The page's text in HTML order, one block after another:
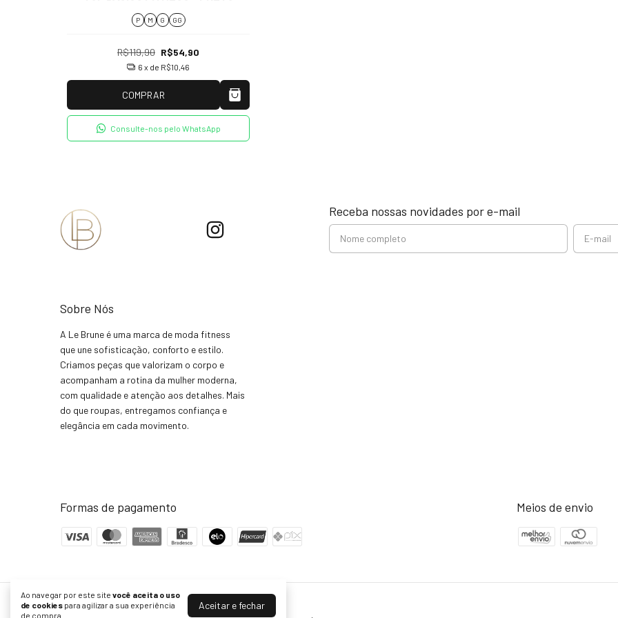
Ao navegar por este site você aceita o uso
de cookies para agilizar a sua experiência
de compra.
Aceitar e fechar
P M G GG
R$119,90 R$54,90
6 x de R$10,46
COMPRAR
Consulte-nos pelo WhatsApp
Receba nossas novidades por e-mail
Sobre Nós
A Le Brune é uma marca de moda fitness
que une sofisticação, conforto e estilo.
Criamos peças que valorizam o corpo e
acompanham a rotina da mulher moderna,
com qualidade e atenção aos detalhes. Mais
do que roupas, entregamos confiança e
elegância em cada movimento.
Formas de pagamento Meios de envio
Le Brune oficial